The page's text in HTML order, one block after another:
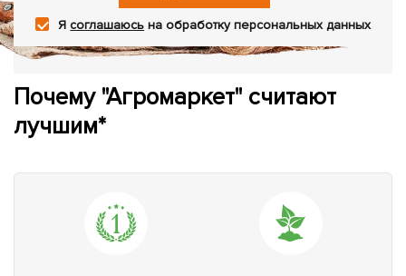
Ясоглашаюсь на обработку персональных данных
Почему "Агромаркет" считают
лучшим*